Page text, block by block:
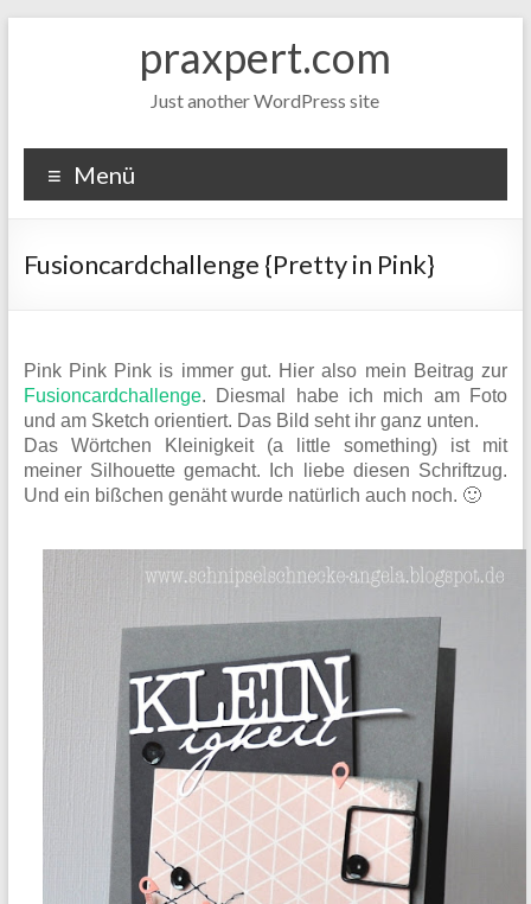
praxpert.com
Just another WordPress site
Menü
Fusioncardchallenge {Pretty in Pink}
Pink Pink Pink is immer gut. Hier also mein Beitrag zur
Fusioncardchallenge. Diesmal habe ich mich am Foto
und am Sketch orientiert. Das Bild seht ihr ganz unten.
Das Wörtchen Kleinigkeit (a little something) ist mit
meiner Silhouette gemacht. Ich liebe diesen Schriftzug.
Und ein bißchen genäht wurde natürlich auch noch. 🙂